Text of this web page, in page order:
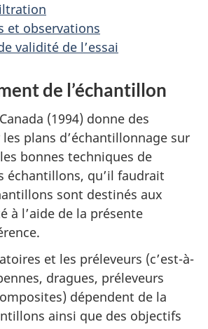
et observations
validité de l’essai
de l’échantillon
(1994) donne des
plans d’échantillonnage sur
bonnes techniques de
échantillons, qu’il faudrait
sont destinés aux
à l’aide de la présente
et les préleveurs (c’est-à-
dragues, préleveurs
dépendent de la
ainsi que des objectifs